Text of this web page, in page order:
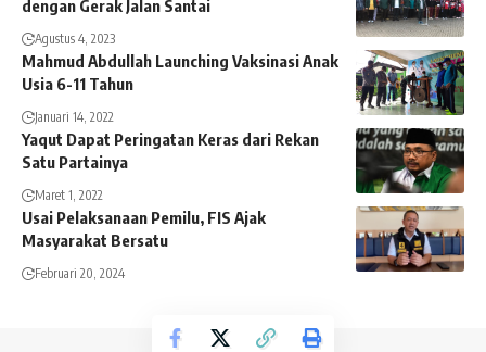
dengan Gerak Jalan Santai
Agustus 4, 2023
Mahmud Abdullah Launching Vaksinasi Anak
Usia 6-11 Tahun
Januari 14, 2022
Yaqut Dapat Peringatan Keras dari Rekan
Satu Partainya
Maret 1, 2022
Usai Pelaksanaan Pemilu, FIS Ajak
Masyarakat Bersatu
Februari 20, 2024